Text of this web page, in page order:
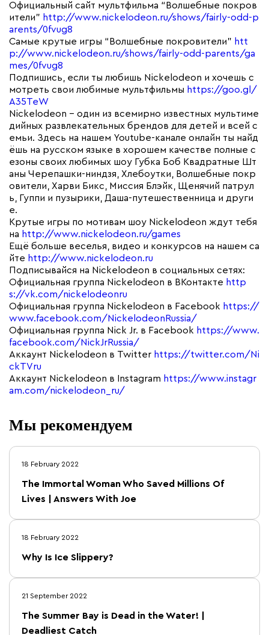
Официальный сайт мультфильма “Волшебные покров
ители” http://www.nickelodeon.ru/shows/fairly-odd-p
arents/0fvug8
Самые крутые игры “Волшебные покровители” htt
p://www.nickelodeon.ru/shows/fairly-odd-parents/ga
mes/0fvug8
Подпишись, если ты любишь Nickelodeon и хочешь с
мотреть свои любимые мультфильмы https://goo.gl/
A35TeW
Nickelodeon – один из всемирно известных мультиме
дийных развлекательных брендов для детей и всей с
емьи. Здесь на нашем Youtube-канале онлайн ты найд
ёшь на русском языке в хорошем качестве полные с
езоны своих любимых шоу Губка Боб Квадратные Шт
аны Черепашки-ниндзя, Хлебоутки, Волшебные покр
овители, Харви Бикс, Миссия Блэйк, Щенячий патрул
ь, Гуппи и пузырики, Даша-путешественница и други
е.
Крутые игры по мотивам шоу Nickelodeon ждут тебя
на http://www.nickelodeon.ru/games
Ещё больше веселья, видео и конкурсов на нашем са
йте http://www.nickelodeon.ru
Подписывайся на Nickelodeon в социальных сетях:
Официальная группа Nickelodeon в ВКонтакте http
s://vk.com/nickelodeonru
Официальная группа Nickelodeon в Facebook https://
www.facebook.com/NickelodeonRussia/
Официальная группа Nick Jr. в Facebook https://www.
facebook.com/NickJrRussia/
Аккаунт Nickelodeon в Twitter https://twitter.com/Ni
ckTVru
Аккаунт Nickelodeon в Instagram https://www.instagr
am.com/nickelodeon_ru/
Мы рекомендуем
18 February 2022
The Immortal Woman Who Saved Millions Of
Lives | Answers With Joe
18 February 2022
Why Is Ice Slippery?
21 September 2022
The Summer Bay is Dead in the Water! |
Deadliest Catch